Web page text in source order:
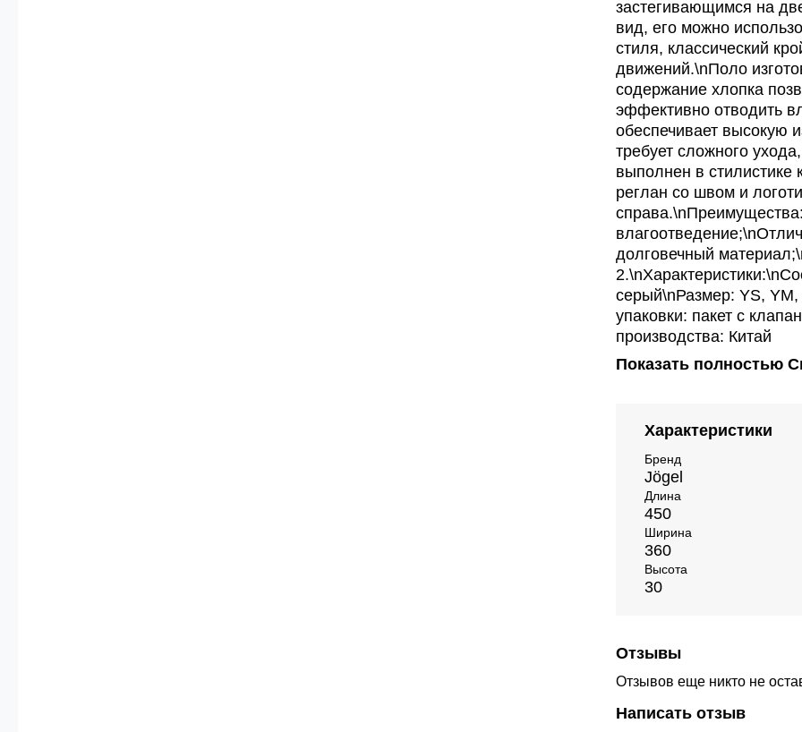
сумма всех заказов за 6 месяцев - 400.000
застегивающимся на
вид, его можно
стиля, классический
движений.\nПоло
содержание хлопка
эффективно отводить
обеспечивает высокую
требует сложного
выполнен в
реглан со швом и
долговечный
серый\nРазмер: YS,
упаковки: пакет с
производства: Китай
Показать полностью
Характеристики
Бренд
Jögel
Длина
450
Ширина
360
Высота
30
Отзывы
Отзывов еще никто не
Написать отзыв